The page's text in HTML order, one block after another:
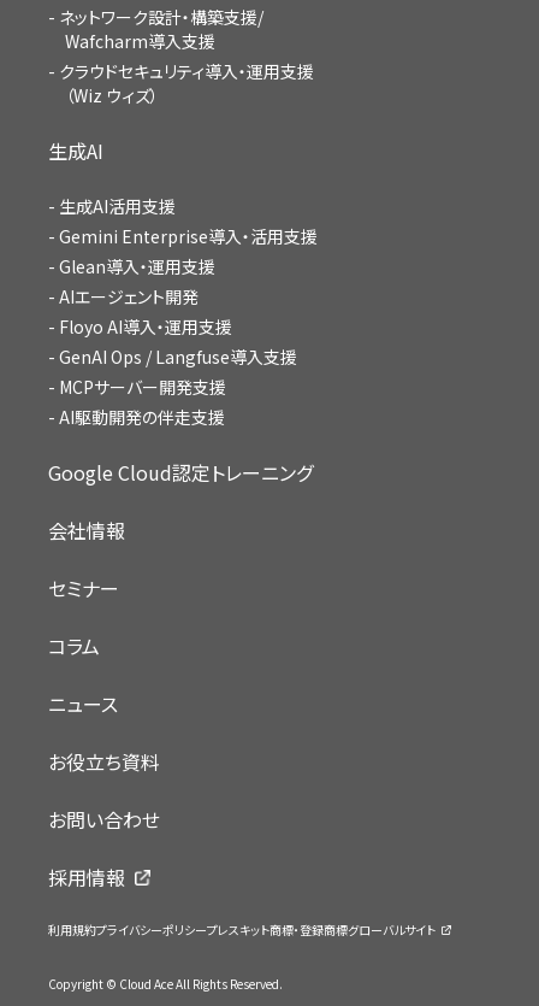
ネットワーク設計・構築支援/
Wafcharm導入支援
クラウドセキュリティ導入・運用支援
（Wiz ウィズ）
生成AI
生成AI活用支援
Gemini Enterprise導入・活用支援
Glean導入・運用支援
AIエージェント開発
Floyo AI導入・運用支援
GenAI Ops / Langfuse導入支援
MCPサーバー開発支援
AI駆動開発の伴走支援
Google Cloud認定トレーニング
会社情報
セミナー
コラム
ニュース
お役立ち資料
お問い合わせ
採用情報
利用規約プライバシーポリシープレスキット商標・登録商標グローバルサイト
Copyright © Cloud Ace All Rights Reserved.